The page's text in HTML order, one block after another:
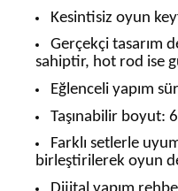
Kesintisiz oyun
Gerçekçi tasarım
sahiptir, hot rod ise
Eğlenceli yapım
Taşınabilir boyut:
Farklı setlerle
birleştirilerek oyun